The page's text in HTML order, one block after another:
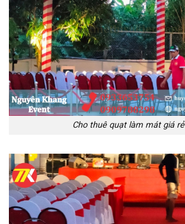
Cho thuê quạt làm mát giá rẻ